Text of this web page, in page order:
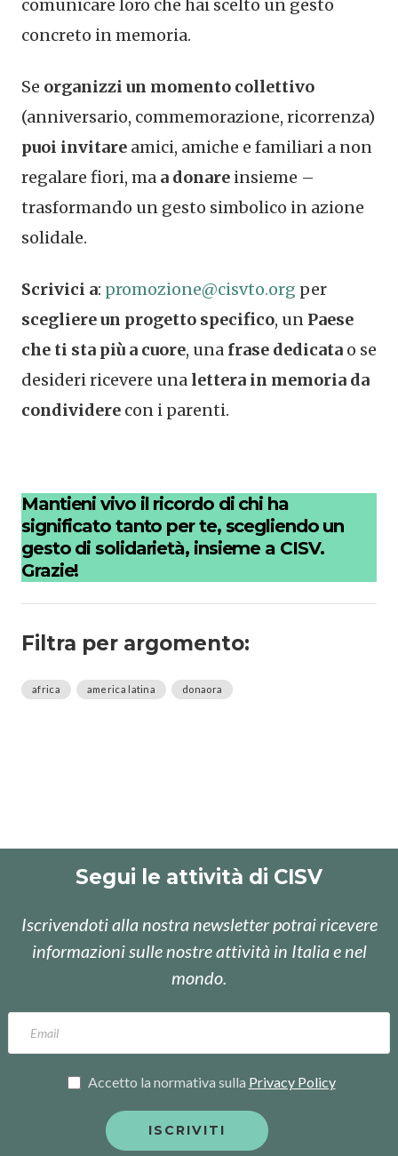
comunicare loro che hai scelto un gesto
concreto in memoria.
Se organizzi un momento collettivo
(anniversario, commemorazione, ricorrenza)
puoi invitare amici, amiche e familiari a non
regalare fiori, ma a donare insieme –
trasformando un gesto simbolico in azione
solidale.
Scrivici a: promozione@cisvto.org per
scegliere un progetto specifico, un Paese
che ti sta più a cuore, una frase dedicata o se
desideri ricevere una lettera in memoria da
condividere con i parenti.
Mantieni vivo il ricordo di chi ha
significato tanto per te, scegliendo un
gesto di solidarietà, insieme a CISV.
Grazie!
Filtra per argomento:
africa america latina donaora
Segui le attività di CISV
Iscrivendoti alla nostra newsletter potrai ricevere
informazioni sulle nostre attività in Italia e nel
mondo.
Accetto la normativa sulla Privacy Policy